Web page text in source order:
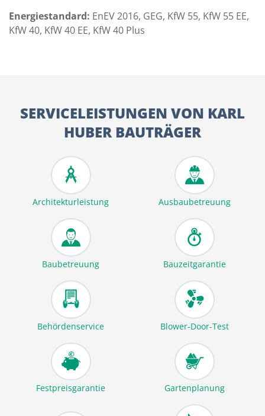
Energiestandard: EnEV 2016, GEG, KfW 55, KfW 55 EE,
KfW 40, KfW 40 EE, KfW 40 Plus
SERVICELEISTUNGEN VON KARL
HUBER BAUTRÄGER
Architekturleistung Ausbaubetreuung
Baubetreuung Bauzeitgarantie
Behördenservice Blower-Door-Test
Festpreisgarantie Gartenplanung